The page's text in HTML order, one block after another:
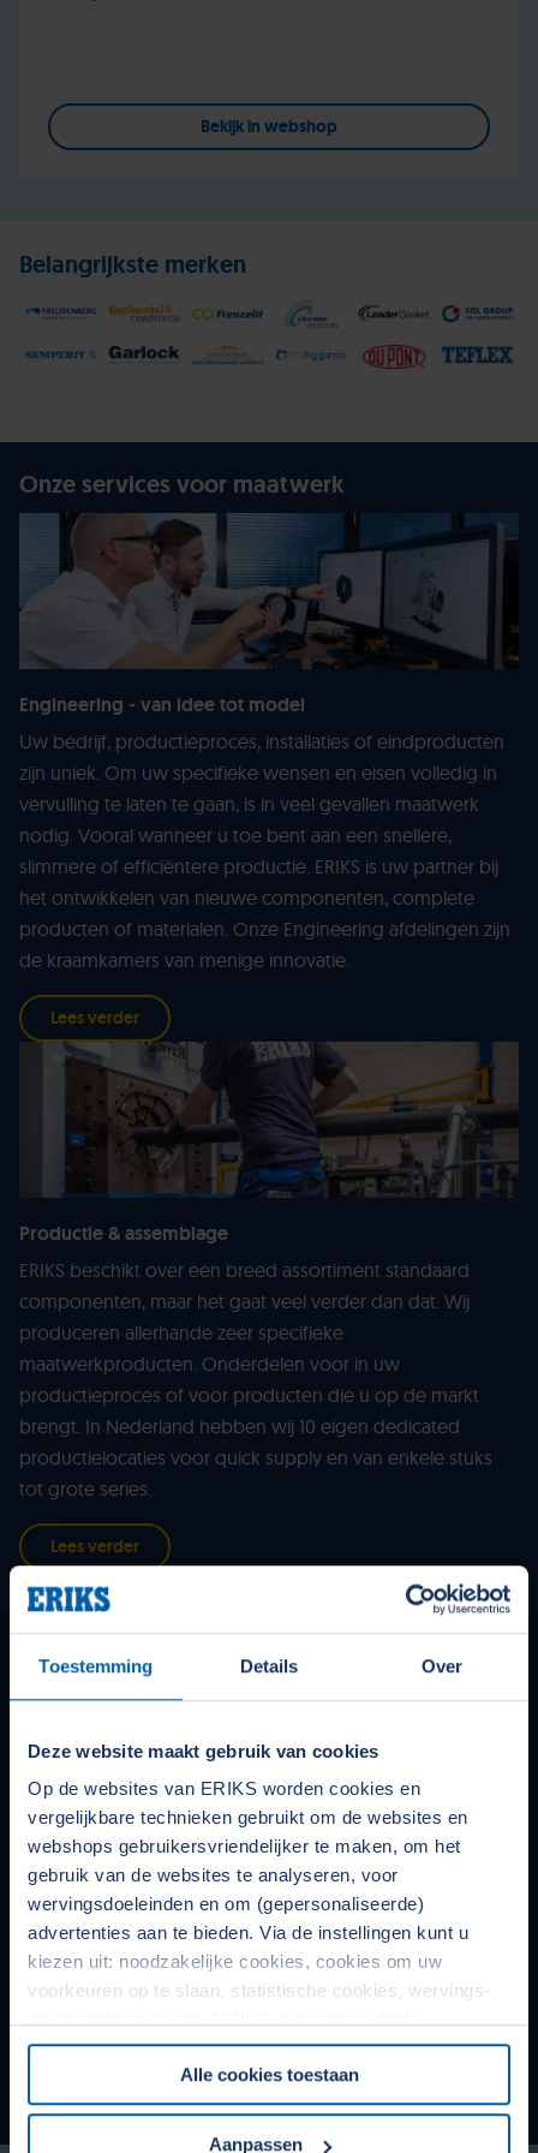
Toestemming Details Over
Deze website maakt gebruik van cookies
Op de websites van ERIKS worden cookies en
vergelijkbare technieken gebruikt om de websites en
webshops gebruikersvriendelijker te maken, om het
gebruik van de websites te analyseren, voor
wervingsdoeleinden en om (gepersonaliseerde)
advertenties aan te bieden. Via de instellingen kunt u
kiezen uit: noodzakelijke cookies, cookies om uw
voorkeuren op te slaan, statistische cookies, wervings-
persoonsgegevens met Derden. Door op de OK-knop te
klikken, gaat u akkoord met het gebruik van alle cookies
en geeft u toestemming voor de bijbehorende verwerking
van uw persoonsgegevens. Zie voor meer informatie
Alle cookies toestaan
Aanpassen
Bekijk in webshop
Belangrijkste merken
Onze services voor maatwerk
Engineering - van idee tot model
Uw bedrijf, productieproces, installaties of eindproducten
zijn uniek. Om uw specifieke wensen en eisen volledig in
vervulling te laten te gaan, is in veel gevallen maatwerk
nodig. Vooral wanneer u toe bent aan een snellere,
slimmere of efficiëntere productie. ERIKS is uw partner bij
het ontwikkelen van nieuwe componenten, complete
producten of materialen. Onze Engineering afdelingen zijn
de kraamkamers van menige innovatie.
Lees verder
Productie & assemblage
ERIKS beschikt over een breed assortiment standaard
componenten, maar het gaat veel verder dan dat. Wij
produceren allerhande zeer specifieke
maatwerkproducten. Onderdelen voor in uw
productieproces of voor producten die u op de markt
brengt. In Nederland hebben wij 10 eigen dedicated
productielocaties voor quick supply en van enkele stuks
tot grote series.
Lees verder
VMI
Een goed beheerd grijpvoorraadmagazijn is een cruciaal
onderdeel voor de operatie van elk industrieel bedrijf. Het
is dé plek waar alle standaardonderdelen voor het grijpen
liggen. Van schroefjes, pakkingen, kogellagers tot PBM's.
Monteurs of operators halen hier de materialen die nodig
zijn voor hun dagelijkse werk. Met de ERIKS grijpvoorraad
grijpt u niet meer mis en kunt u de beste service
verwachten.